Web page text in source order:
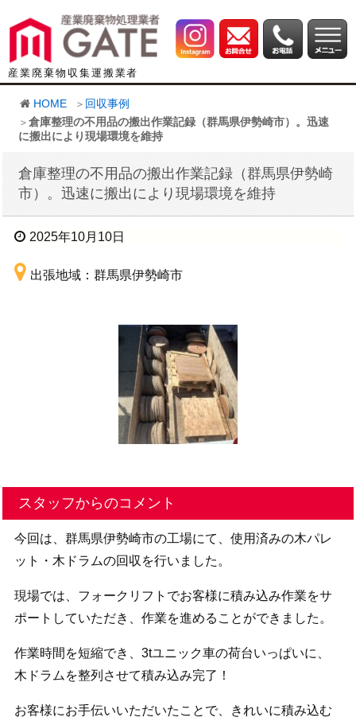
産業廃棄物収集運搬業者
HOME
回収事例
倉庫整理の不用品の搬出作業記録（群馬県伊勢崎市）。迅速
に搬出により現場環境を維持
倉庫整理の不用品の搬出作業記録（群馬県伊勢崎
市）。迅速に搬出により現場環境を維持
2025年10月10日
出張地域：群馬県伊勢崎市
スタッフからのコメント
今回は、群馬県伊勢崎市の工場にて、使用済みの木パレ
ット・木ドラムの回収を行いました。
現場では、フォークリフトでお客様に積み込み作業をサ
ポートしていただき、作業を進めることができました。
作業時間を短縮でき、3tユニック車の荷台いっぱいに、
木ドラムを整列させて積み込み完了！
お客様にお手伝いいただいたことで、きれいに積み込む